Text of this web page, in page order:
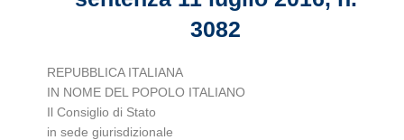
3082
REPUBBLICA ITALIANA
IN NOME DEL POPOLO ITALIANO
Il Consiglio di Stato
in sede giurisdizionale